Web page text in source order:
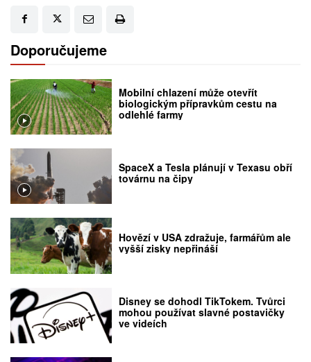
Doporučujeme
Mobilní chlazení může otevřít
biologickým přípravkům cestu na
odlehlé farmy
SpaceX a Tesla plánují v Texasu obří
továrnu na čipy
Hovězí v USA zdražuje, farmářům ale
vyšší zisky nepřináší
Disney se dohodl TikTokem. Tvůrci
mohou používat slavné postavičky
ve videích